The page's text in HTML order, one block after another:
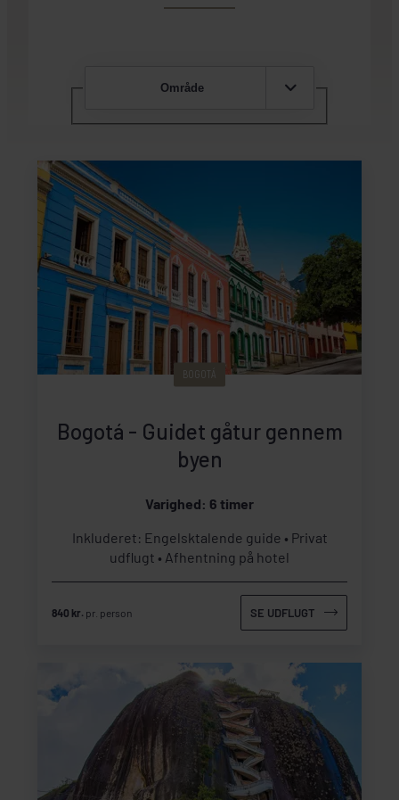
Område
BOGOTÁ
Bogotá - Guidet gåtur gennem
byen
Varighed: 6 timer
Inkluderet: Engelsktalende guide
Privat
udflugt
Afhentning på hotel
840 kr. pr. person SE UDFLUGT